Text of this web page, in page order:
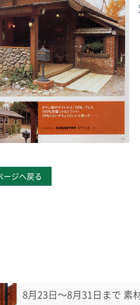
ージへ戻る
8月23日〜8月31日まで 素